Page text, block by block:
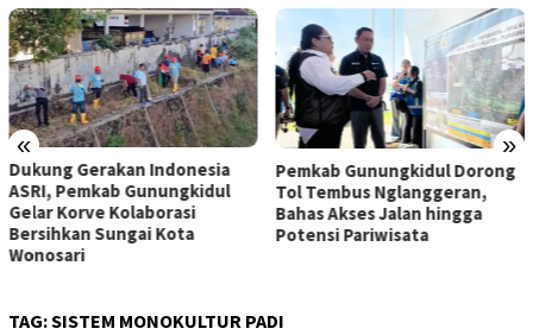
« »
Dukung Gerakan Indonesia
ASRI, Pemkab Gunungkidul
Gelar Korve Kolaborasi
Bersihkan Sungai Kota
Wonosari
Pemkab Gunungkidul Dorong
Tol Tembus Nglanggeran,
Bahas Akses Jalan hingga
Potensi Pariwisata
TAG:SISTEM MONOKULTUR PADI